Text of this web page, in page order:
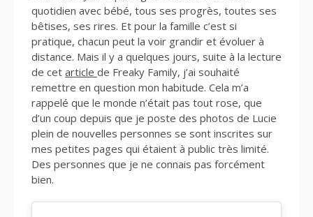
quotidien avec bébé, tous ses progrès, toutes ses
bêtises, ses rires. Et pour la famille c’est si
pratique, chacun peut la voir grandir et évoluer à
distance. Mais il y a quelques jours, suite à la lecture
de cet article de Freaky Family, j’ai souhaité
remettre en question mon habitude. Cela m’a
rappelé que le monde n’était pas tout rose, que
d’un coup depuis que je poste des photos de Lucie
plein de nouvelles personnes se sont inscrites sur
mes petites pages qui étaient à public très limité.
Des personnes que je ne connais pas forcément
bien.